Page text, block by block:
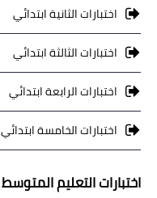
اختبارات الثانية ابتدائي
اختبارات الثالثة ابتدائي
اختبارات الرابعة ابتدائي
اختبارات الخامسة ابتدائي
اختبارات التعليم المتوسط